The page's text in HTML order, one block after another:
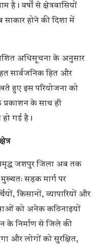
है। वर्षों से क्षेत्रवासियों
साकार होने की दिशा में
अधिसूचना के अनुसार
सार्वजनिक हित और
हुए इस परियोजना को
के साथ ही
गई है।
जशपुर जिला अब तक
सड़क मार्ग पर
किसानों, व्यापारियों और
को अनेक कठिनाइयों
के निर्माण से जिले की
और लोगों को सुरक्षित,